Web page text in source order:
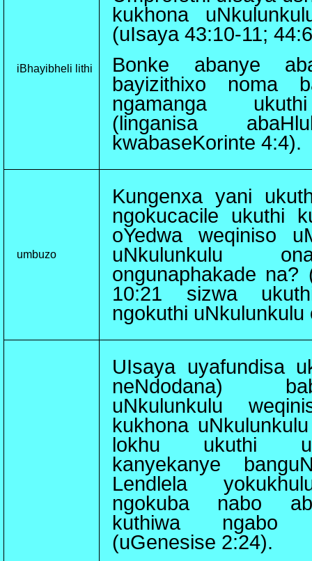
iBhayibheli lithi
kukhona
(uIsaya 43:10-11;
Bonke abanye
bayizithixo noma
ngamanga
(linganisa
kwabaseKorinte 4:4).
umbuzo
Kungenxa yani
ngokucacile ukuthi
oYedwa weqiniso
uNkulunkulu
ongunaphakade
10:21 sizwa
ngokuthi uNkulunkulu
UIsaya uyafundisa
neNdodana)
uNkulunkulu
kukhona
lokhu ukuthi
kanyekanye
Lendlela
ngokuba nabo
kuthiwa ngabo
(uGenesise 2:24).